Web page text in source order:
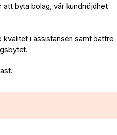
att byta bolag, vår kundnöjdhet
i assistansen samt bättre